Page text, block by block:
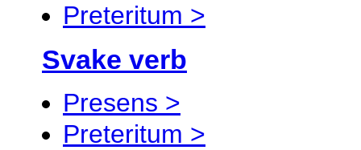
Preteritum >
Svake verb
Presens >
Preteritum >